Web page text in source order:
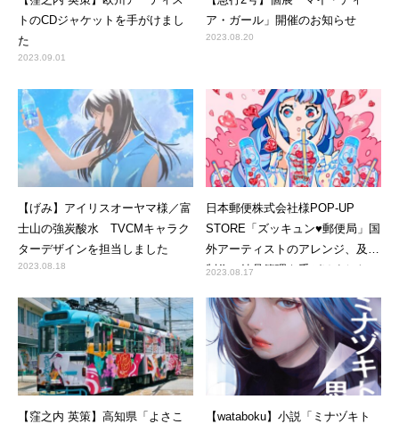
トのCDジャケットを手がけまし
た
2023.09.01
ア・ガール」開催のお知らせ
2023.08.20
【げみ】アイリスオーヤマ様／富
士山の強炭酸水 TVCMキャラク
ターデザインを担当しました
2023.08.18
日本郵便株式会社様POP-UP
STORE「ズッキュン♥郵便局」国
外アーティストのアレンジ、及び
制作・納品管理を手がけました。
2023.08.17
【窪之内 英策】高知県「よさこ
【wataboku】小説「ミナヅキト